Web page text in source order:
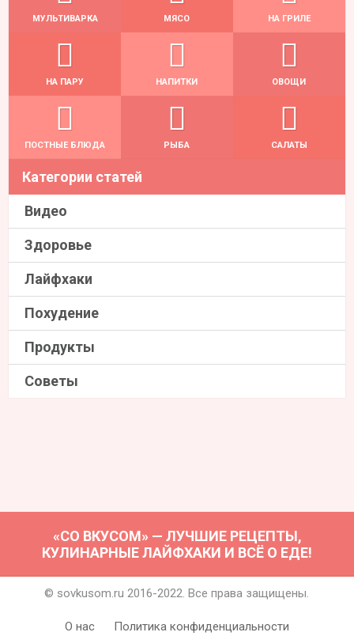
МУЛЬТИВАРКА МЯСО НА ГРИЛЕ
НА ПАРУ НАПИТКИ ОВОЩИ
ПОСТНЫЕ БЛЮДА РЫБА САЛАТЫ
Категории статей
Видео
Здоровье
Лайфхаки
Похудение
Продукты
Советы
«СО ВКУСОМ» — ЛУЧШИЕ РЕЦЕПТЫ,
КУЛИНАРНЫЕ ЛАЙФХАКИ И ВСЁ О ЕДЕ!
© sovkusom.ru 2016-2022. Все права защищены.
О нас Политика конфиденциальности